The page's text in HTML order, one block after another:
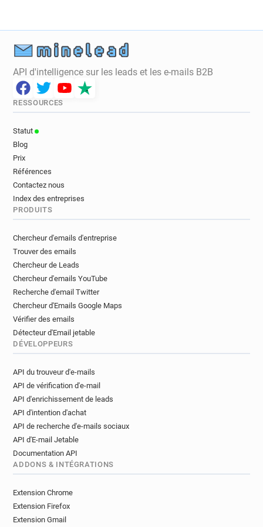
API d'intelligence sur les leads et les e-mails B2B
RESSOURCES
Statut
Blog
Prix
Références
Contactez nous
Index des entreprises
PRODUITS
Chercheur d'emails d'entreprise
Trouver des emails
Chercheur de Leads
Chercheur d'emails YouTube
Recherche d'email Twitter
Chercheur d'Emails Google Maps
Vérifier des emails
Détecteur d'Email jetable
DÉVELOPPEURS
API du trouveur d'e-mails
API de vérification d'e-mail
API d'enrichissement de leads
API d'intention d'achat
API de recherche d'e-mails sociaux
API d'E-mail Jetable
Documentation API
ADDONS & INTÉGRATIONS
Extension Chrome
Extension Firefox
Extension Gmail